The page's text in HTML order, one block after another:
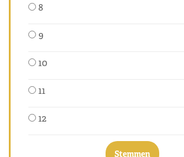
8
9
10
11
12